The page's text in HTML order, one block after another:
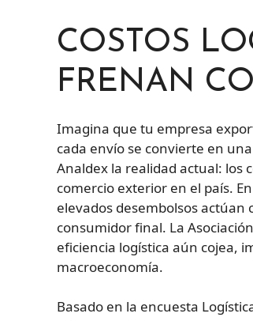
COSTOS
FRENAN
Imagina que tu empresa
cada envío se convierte en
Analdex la realidad actual: los
comercio exterior en el país.
elevados desembolsos
consumidor final. La
eficiencia logística aún cojea,
macroeconomía.
Basado en la encuesta